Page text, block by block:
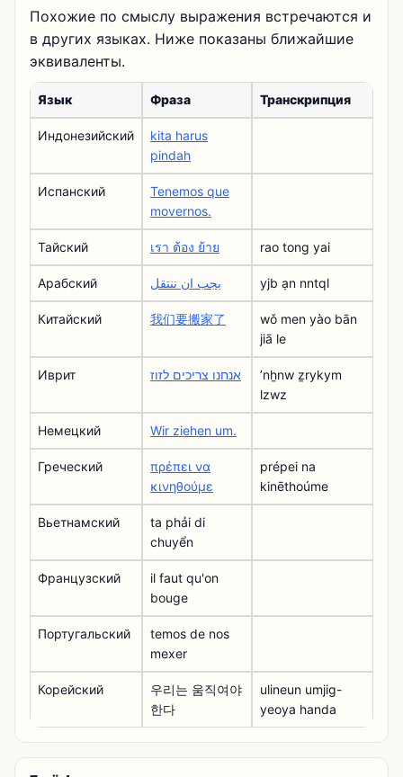
Похожие по смыслу выражения встречаются и
в других языках. Ниже показаны ближайшие
эквиваленты.
Язык Фраза Транскрипция
Индонезийский
kita harus
pindah
Испанский
Tenemos que
movernos.
Тайский เรา ต้อง ย้าย rao tong yai
Арабский يجب ان ننتقل yjb ạn nntql
Китайский 我们要搬家了
wǒ men yào bān
jiā le
Иврит אנחנו צריכים לזוז
ʼnẖnw ẕrykym
lzwz
Немецкий Wir ziehen um.
Греческий
πρέπει να
κινηθούμε
prépei na
kinēthoúme
Вьетнамский
ta phải di
chuyển
Французский
il faut qu'on
bouge
Португальский
temos de nos
mexer
Корейский
우리는 움직여야
한다
ulineun umjig-
yeoya handa